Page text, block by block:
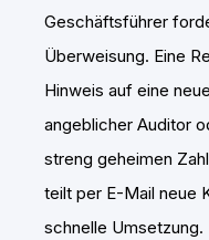
Geschäftsführer
Überweisung. Eine
Hinweis auf eine
angeblicher Auditor
streng geheimen
teilt per E-Mail neue
schnelle Umsetzung.